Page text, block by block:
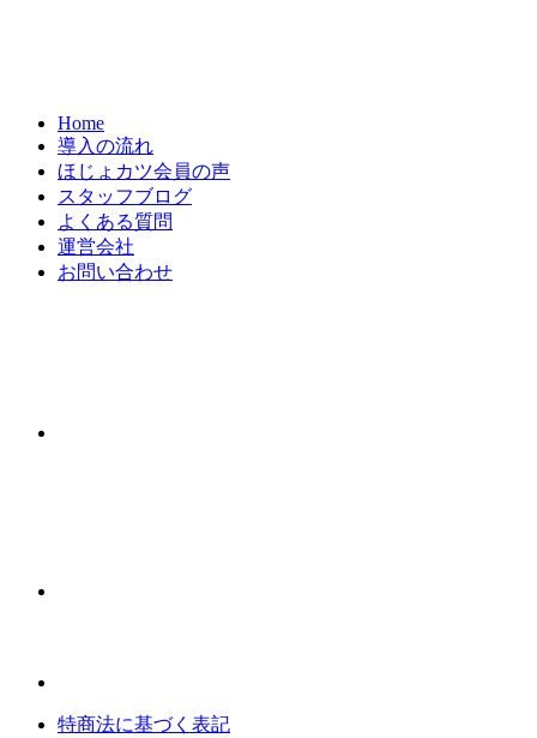
Home
導入の流れ
ほじょカツ会員の声
スタッフブログ
よくある質問
運営会社
お問い合わせ
特商法に基づく表記